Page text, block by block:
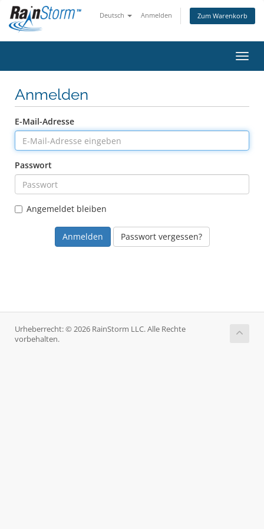
Deutsch Anmelden Zum Warenkorb
Anmelden
E-Mail-Adresse
Passwort
Angemeldet bleiben
Passwort vergessen?
Urheberrecht: © 2026 RainStorm LLC. Alle Rechte
vorbehalten.